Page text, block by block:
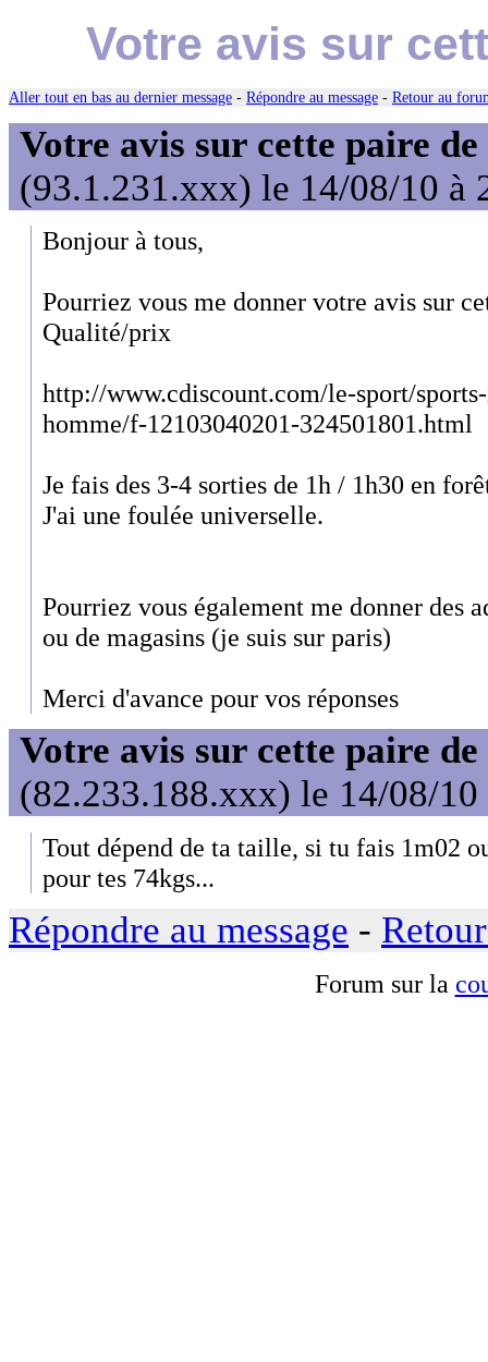
Votre avis sur
Aller tout en bas au dernier message - Répondre au message - Retour au
Votre avis sur cette paire de
(93.1.231.xxx) le 14/08/10 à
Bonjour à tous,
Pourriez vous me donner votre avis sur
Qualité/prix
http://www.cdiscount.com/le-sport/
homme/f-12103040201-324501801.html
Je fais des 3-4 sorties de 1h / 1h30 en
J'ai une foulée universelle.
Pourriez vous également me donner des
ou de magasins (je suis sur paris)
Merci d'avance pour vos réponses
Votre avis sur cette paire de
(82.233.188.xxx) le 14/08/10
Tout dépend de ta taille, si tu fais 1m02
pour tes 74kgs...
Répondre au message -
Forum sur la